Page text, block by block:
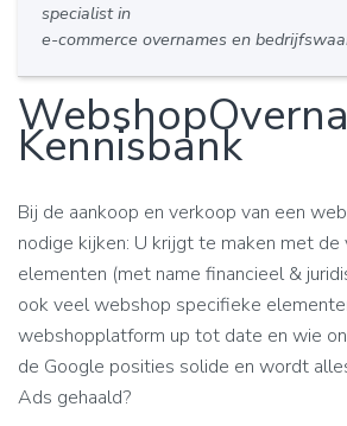
specialist in
e-commerce overnames en
Kennisbank
Bij de aankoop en verkoop van een
nodige kijken: U krijgt te maken met de
elementen (met name financieel &
ook veel webshop specifieke
webshopplatform up tot date en wie
de Google posities solide en wordt
Ads gehaald?